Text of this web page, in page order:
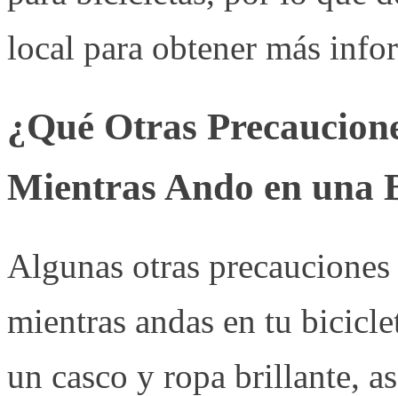
local para obtener más
¿Qué Otras
Mientras Ando en una
Algunas otras
mientras andas en tu
un casco y ropa brillante,